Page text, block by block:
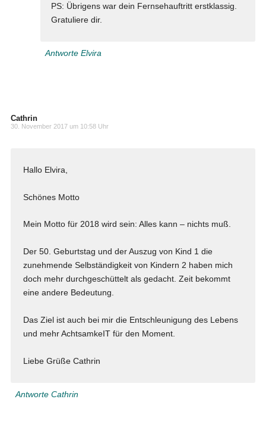
PS: Übrigens war dein Fernsehauftritt erstklassig.
Gratuliere dir.
Antworte Elvira
Cathrin
30. November 2017 um 10:58 Uhr
Hallo Elvira,
Schönes Motto
Mein Motto für 2018 wird sein: Alles kann – nichts muß.
Der 50. Geburtstag und der Auszug von Kind 1 die
zunehmende Selbständigkeit von Kindern 2 haben mich
doch mehr durchgeschüttelt als gedacht. Zeit bekommt
eine andere Bedeutung.
Das Ziel ist auch bei mir die Entschleunigung des Lebens
und mehr AchtsamkeIT für den Moment.
Liebe Grüße Cathrin
Antworte Cathrin